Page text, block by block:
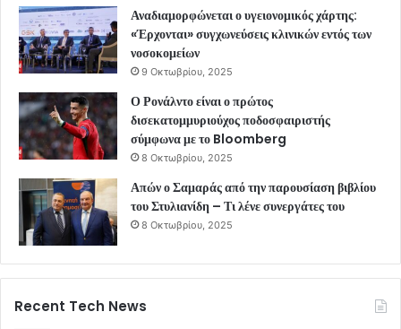
Αναδιαμορφώνεται ο υγειονομικός χάρτης:
«Έρχονται» συγχωνεύσεις κλινικών εντός των
νοσοκομείων
9 Οκτωβρίου, 2025
Ο Ρονάλντο είναι ο πρώτος
δισεκατομμυριούχος ποδοσφαιριστής
σύμφωνα με το Bloomberg
8 Οκτωβρίου, 2025
Απών ο Σαμαράς από την παρουσίαση βιβλίου
του Στυλιανίδη – Τι λένε συνεργάτες του
8 Οκτωβρίου, 2025
Recent Tech News